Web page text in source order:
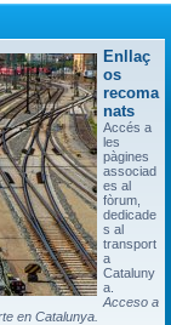
Enllaç
os
recoma
nats
Accés a
les
pàgines
associad
es al
fòrum,
dedicade
s al
transport
a
Cataluny
a.
Acceso a
en Catalunya.